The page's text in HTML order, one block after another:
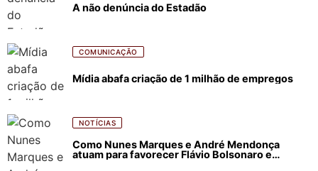
A não denúncia do Estadão
COMUNICAÇÃO
Mídia abafa criação de 1 milhão de empregos
NOTÍCIAS
Como Nunes Marques e André Mendonça
atuam para favorecer Flávio Bolsonaro e